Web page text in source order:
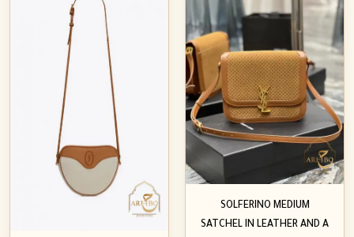
SOLFERINO MEDIUM
SATCHEL IN LEATHER AND A